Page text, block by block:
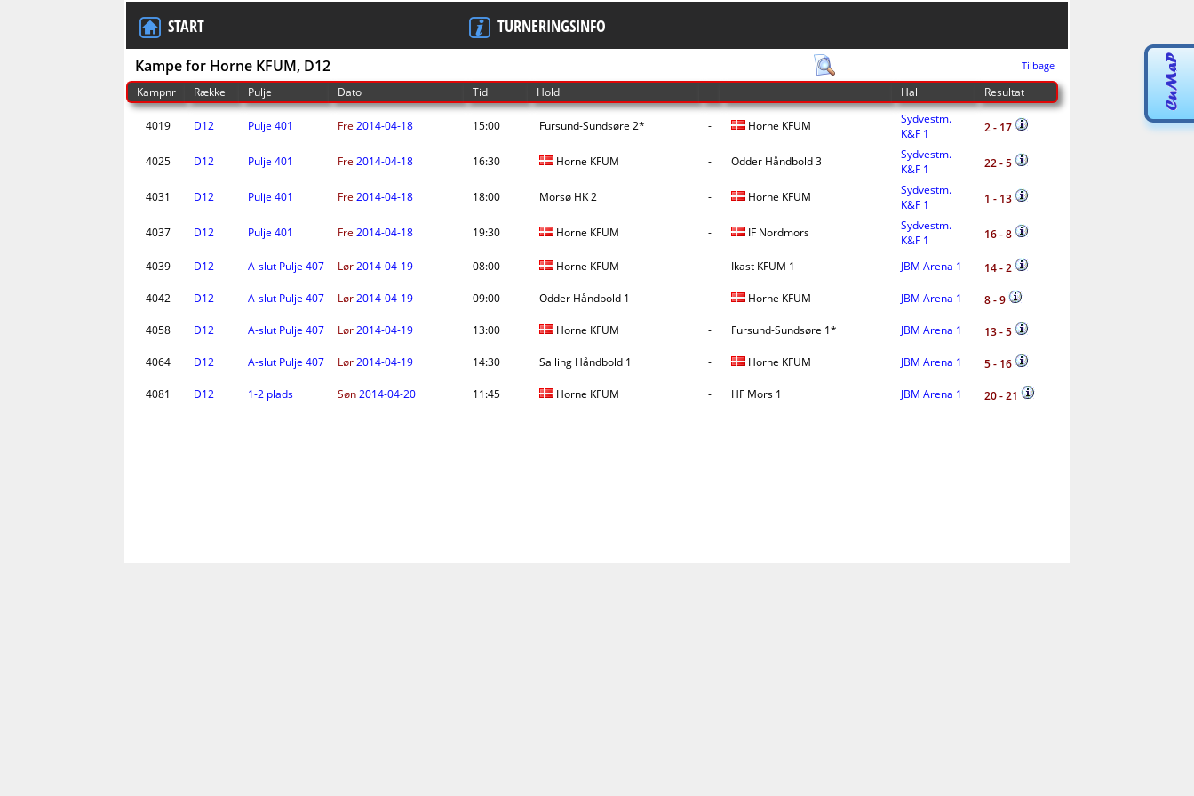
START TURNERINGSINFO
Kampe for Horne KFUM, D12 Tilbage
Kampnr Række Pulje Dato Tid Hold Hal Resultat
4019 D12 Pulje 401 Fre 2014-04-18 15:00 Fursund-Sundsøre 2* - Horne KFUM
Sydvestm.
K&F 1
2 - 17
4025 D12 Pulje 401 Fre 2014-04-18 16:30 Horne KFUM - Odder Håndbold 3
Sydvestm.
K&F 1
22 - 5
4031 D12 Pulje 401 Fre 2014-04-18 18:00 Morsø HK 2 - Horne KFUM
Sydvestm.
K&F 1
1 - 13
4037 D12 Pulje 401 Fre 2014-04-18 19:30 Horne KFUM - IF Nordmors
Sydvestm.
K&F 1
16 - 8
4039 D12 A-slut Pulje 407 Lør2014-04-19 08:00 Horne KFUM - Ikast KFUM 1 JBM Arena 1
14 - 2
4042
D12 A-slut Pulje 407 Lør2014-04-19 09:00 Odder Håndbold 1 - Horne KFUM JBM Arena 1
8 - 9
4058
D12 A-slut Pulje 407 Lør2014-04-19 13:00 Horne KFUM - Fursund-Sundsøre 1* JBM Arena 1
13 - 5
4064
D12 A-slut Pulje 407 Lør2014-04-19 14:30 Salling Håndbold 1 - Horne KFUM JBM Arena 1
5 - 16
4081
D12 1-2 plads Søn2014-04-20 11:45 Horne KFUM - HF Mors 1 JBM Arena 1 20 - 21